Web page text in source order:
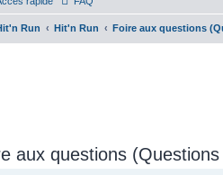
Run Hit'n Run Foire aux questions
aux questions